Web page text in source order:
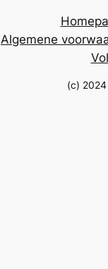
Algemene
(c)